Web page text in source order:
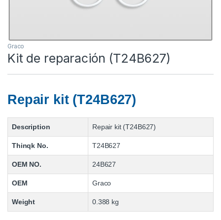
Graco
Kit de reparación (T24B627)
Repair kit (T24B627)
Description Repair kit (T24B627)
Thinqk No. T24B627
OEM NO. 24B627
OEM Graco
Weight 0.388 kg